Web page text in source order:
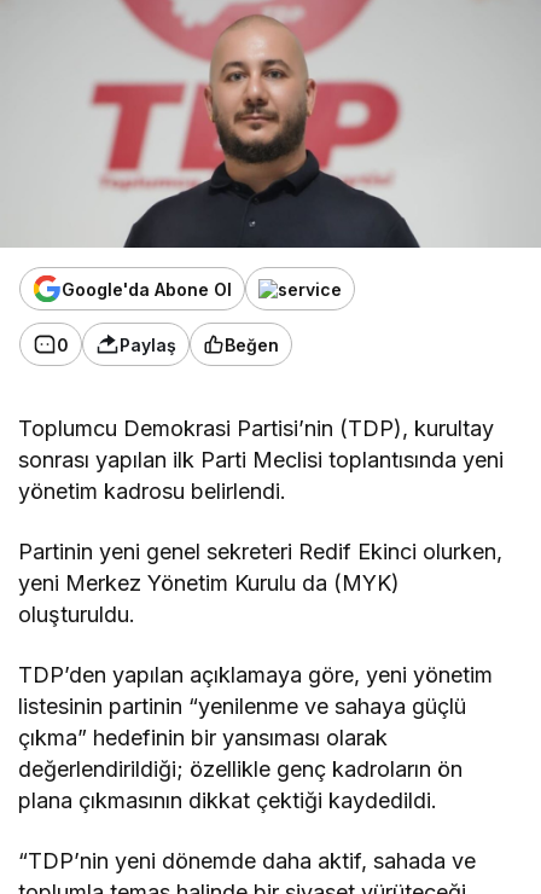
Google'da Abone Ol
0 Paylaş Beğen
Toplumcu Demokrasi Partisi’nin (TDP), kurultay
sonrası yapılan ilk Parti Meclisi toplantısında yeni
yönetim kadrosu belirlendi.
Partinin yeni genel sekreteri Redif Ekinci olurken,
yeni Merkez Yönetim Kurulu da (MYK)
oluşturuldu.
TDP’den yapılan açıklamaya göre, yeni yönetim
listesinin partinin “yenilenme ve sahaya güçlü
çıkma” hedefinin bir yansıması olarak
değerlendirildiği; özellikle genç kadroların ön
plana çıkmasının dikkat çektiği kaydedildi.
“TDP’nin yeni dönemde daha aktif, sahada ve